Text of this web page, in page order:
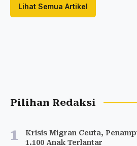
Lihat Semua Artikel
Pilihan Redaksi
1
Krisis Migran Ceuta,
1.100 Anak Terlantar